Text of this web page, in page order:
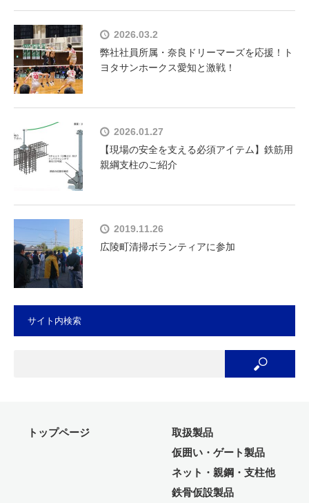
2026.03.2
弊社社員所属・奈良ドリーマーズを応援！ト
ヨタサンホークス愛知と激戦！
2026.01.27
【現場の安全を支える必須アイテム】鉄筋用
親綱支柱のご紹介
2019.11.26
広陵町清掃ボランティアに参加
サイト内検索
トップページ
取扱製品
仮囲い・ゲート製品
ネット・親鋼・支柱他
鉄骨仮設製品